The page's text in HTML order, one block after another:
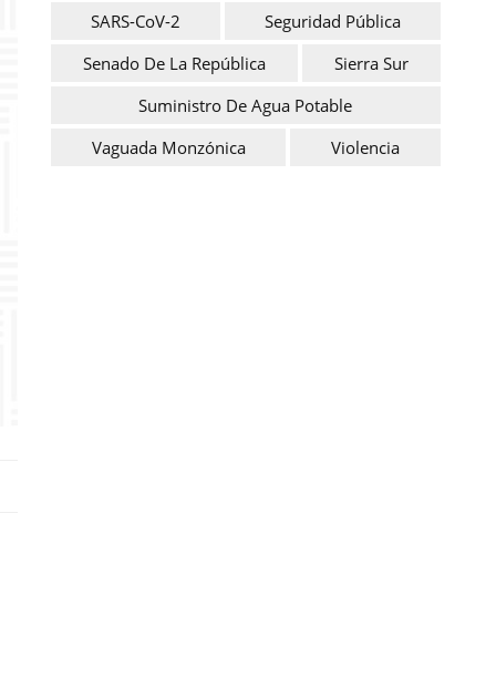
SARS-CoV-2
Seguridad Pública
Senado De La República
Sierra Sur
Suministro De Agua Potable
Vaguada Monzónica
Violencia